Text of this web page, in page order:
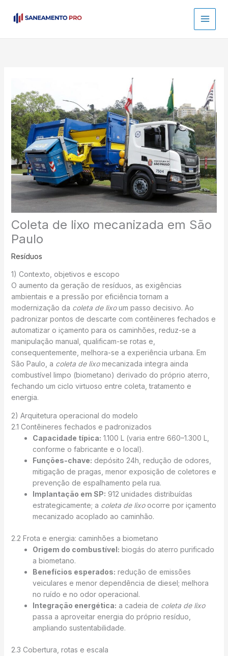
para
Coleta de lixo mecanizada em São
Paulo
Resíduos
1) Contexto, objetivos e escopo
O aumento da geração de resíduos, as exigências
ambientais e a pressão por eficiência tornam a
modernização da coleta de lixoum passo decisivo. Ao
padronizar pontos de descarte com contêineres fechados e
automatizar o içamento para os caminhões, reduz-se a
manipulação manual, qualificam-se rotas e,
consequentemente, melhora-se a experiência urbana. Em
São Paulo, a coleta de lixomecanizada integra ainda
combustível limpo (biometano) derivado do próprio aterro,
fechando um ciclo virtuoso entre coleta, tratamento e
energia.
2) Arquitetura operacional do modelo
2.1 Contêineres fechados e padronizados
Capacidade típica: 1.100 L (varia entre 660–1.300 L,
conforme o fabricante e o local).
Funções-chave: depósito 24h, redução de odores,
mitigação de pragas, menor exposição de coletores e
prevenção de espalhamento pela rua.
Implantação em SP: 912 unidades distribuídas
estrategicamente; a coleta de lixoocorre por içamento
mecanizado acoplado ao caminhão.
2.2 Frota e energia: caminhões a biometano
Origem do combustível: biogás do aterro purificado
a biometano.
Benefícios esperados: redução de emissões
veiculares e menor dependência de diesel; melhora
no ruído e no odor operacional.
Integração energética: a cadeia de coleta de lixo
passa a aproveitar energia do próprio resíduo,
ampliando sustentabilidade.
2.3 Cobertura, rotas e escala